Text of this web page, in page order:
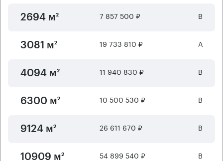
2694 м² 7 857 500 ₽ B
3081 м² 19 733 810 ₽ А
4094 м² 11 940 830 ₽ B
6300 м² 10 500 530 ₽ B
9124 м² 26 611 670 ₽ B
10909 м² 54 899 540 ₽ B